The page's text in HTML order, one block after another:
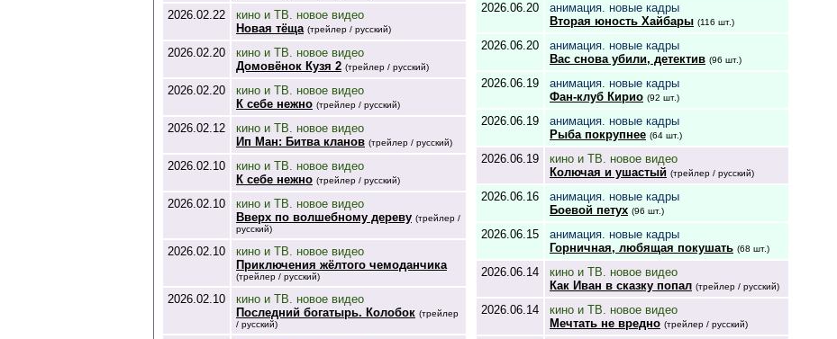
2026.02.22
кино и ТВ. новое видео
Новая тёща (трейлер / русский)
2026.02.20
кино и ТВ. новое видео
Домовёнок Кузя 2 (трейлер / русский)
2026.02.20
кино и ТВ. новое видео
К себе нежно (трейлер / русский)
2026.02.12
кино и ТВ. новое видео
Ип Ман: Битва кланов (трейлер / русский)
2026.02.10
кино и ТВ. новое видео
К себе нежно (трейлер / русский)
2026.02.10
кино и ТВ. новое видео
Вверх по волшебному дереву (трейлер /
русский)
2026.02.10
кино и ТВ. новое видео
Приключения жёлтого чемоданчика
(трейлер / русский)
2026.02.10
кино и ТВ. новое видео
Последний богатырь. Колобок (трейлер
/ русский)
2026.06.20
анимация. новые кадры
Вторая юность Хайбары (116 шт.)
2026.06.20
анимация. новые кадры
Вас снова убили, детектив (96 шт.)
2026.06.19
анимация. новые кадры
Фан-клуб Кирио (92 шт.)
2026.06.19
анимация. новые кадры
Рыба покрупнее (64 шт.)
2026.06.19
кино и ТВ. новое видео
Колючая и ушастый (трейлер / русский)
2026.06.16
анимация. новые кадры
Боевой петух (96 шт.)
2026.06.15
анимация. новые кадры
Горничная, любящая покушать (68 шт.)
2026.06.14
кино и ТВ. новое видео
Как Иван в сказку попал (трейлер / русский)
2026.06.14
кино и ТВ. новое видео
Мечтать не вредно (трейлер / русский)